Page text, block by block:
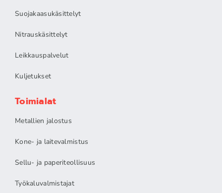
Suojakaasukäsittelyt
Nitrauskäsittelyt
Leikkauspalvelut
Kuljetukset
Toimialat
Metallien jalostus
Kone- ja laitevalmistus
Sellu- ja paperiteollisuus
Työkaluvalmistajat